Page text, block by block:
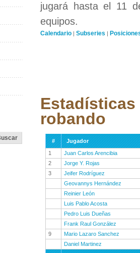
jugará hasta el 11
equipos.
Calendario | Subseries |
robando
#
Jugador
1
Juan Carlos Arencibia
2
Jorge Y. Rojas
3
Jeifer Rodríguez
Geovannys Hernández
Reinier León
Luis Pablo Acosta
Pedro Luis Dueñas
Frank Raul González
9
Mario Lazaro Sanchez
Daniel Martinez